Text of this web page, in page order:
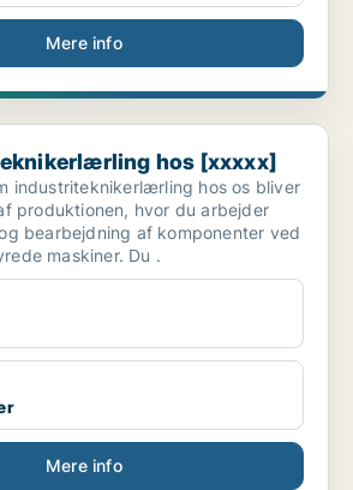
Mere info
hos [xxxxx]
hos [xxxxx]
industriteknikerlærling hos os bliver
produktionen, hvor du arbejder
bearbejdning af komponenter ved
maskiner. Du .
Mere info